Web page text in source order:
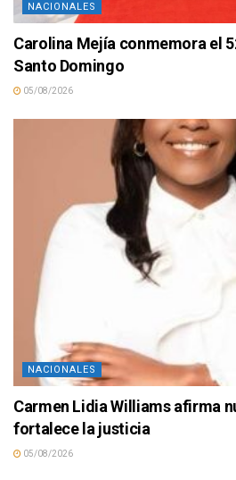
NACIONALES
Carolina Mejía conmemora el
Santo Domingo
05/08/2026
NACIONALES
Carmen Lidia Williams afirma
fortalece la justicia
05/08/2026